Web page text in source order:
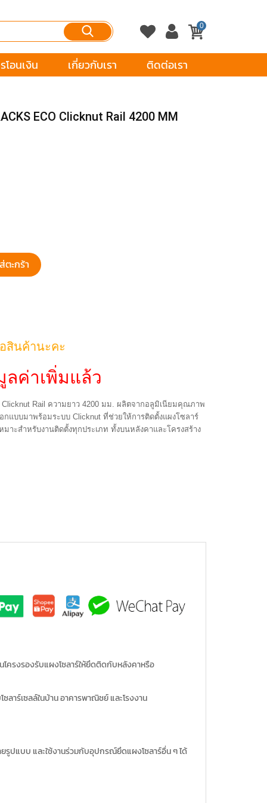
0
โอนเงิน เกี่ยวกับเรา ติดต่อเรา
ECO Clicknut Rail 4200 MM
ตะกร้า
สินค้านะคะ
ค่าเพิ่มแล้ว
Clicknut Rail ความยาว 4200 มม. ผลิตจากอลูมิเนียมคุณภาพ
แบบมาพร้อมระบบ Clicknut ที่ช่วยให้การติดตั้งแผงโซลาร์
มาะสำหรับงานติดตั้งทุกประเภท ทั้งบนหลังคาและโครงสร้าง
ครงรองรับแผงโซลาร์ให้ยึดติดกับหลังคาหรือ
ลาร์เซลล์ในบ้าน อาคารพาณิชย์ และโรงงาน
รูปแบบ และใช้งานร่วมกับอุปกรณ์ยึดแผงโซลาร์อื่น ๆ ได้